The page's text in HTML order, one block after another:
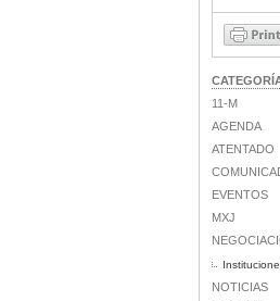
11-M
AGENDA
ATENTADO
EVENTOS
MXJ
NOTICIAS